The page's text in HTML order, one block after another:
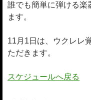
誰でも簡単に弾ける楽
ます。
11月1日は、ウクレレ
ただきます。
スケジュールへ戻る